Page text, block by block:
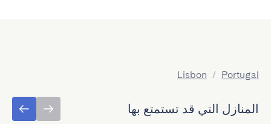
Portugal
/
Lisbon
المنازل التي قد تستمتع بها